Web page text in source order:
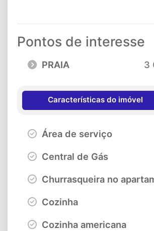
Pontos de interesse
PRAIA 3
Características do imóvel
Área de serviço
Central de Gás
Churrasqueira no
Cozinha
Cozinha americana